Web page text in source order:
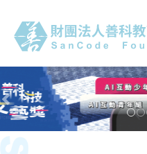
Previous